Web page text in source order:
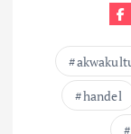
handel